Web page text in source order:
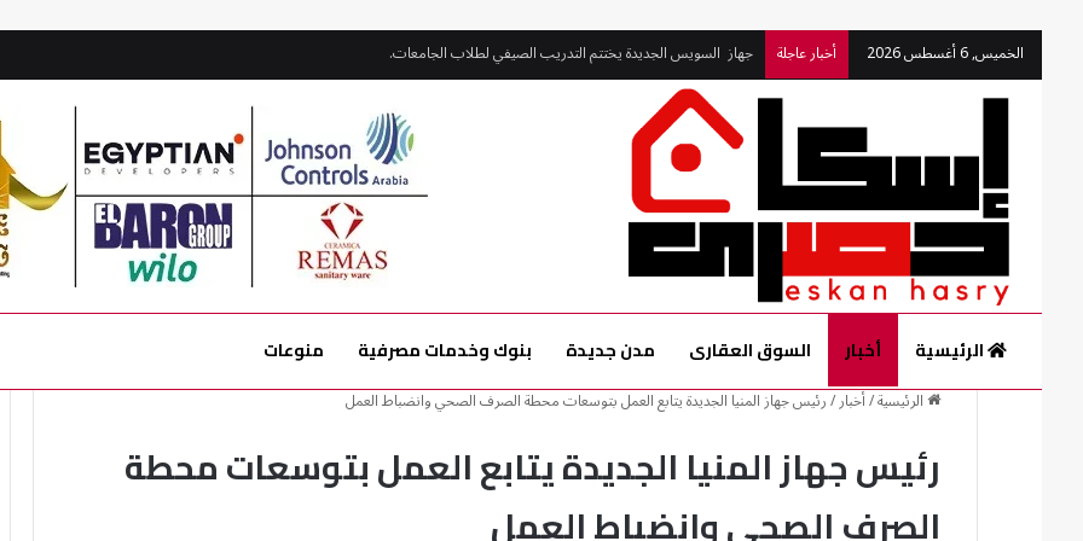
الخميس, 6 أغسطس 2026 أخبار عاجلة مندور ورئيس جهاز القرى السياحية يتفقدان المشروعات الجارية بمارينا
الرئيسية أخبار السوق العقارى مدن جديدة بنوك وخدمات مصرفية منوعات
الرئيسية/أخبار/رئيس جهاز المنيا الجديدة يتابع العمل بتوسعات محطة الصرف الصحي وانضباط العمل
رئيس جهاز المنيا الجديدة يتابع العمل بتوسعات محطة
الصرف الصحي وانضباط العمل